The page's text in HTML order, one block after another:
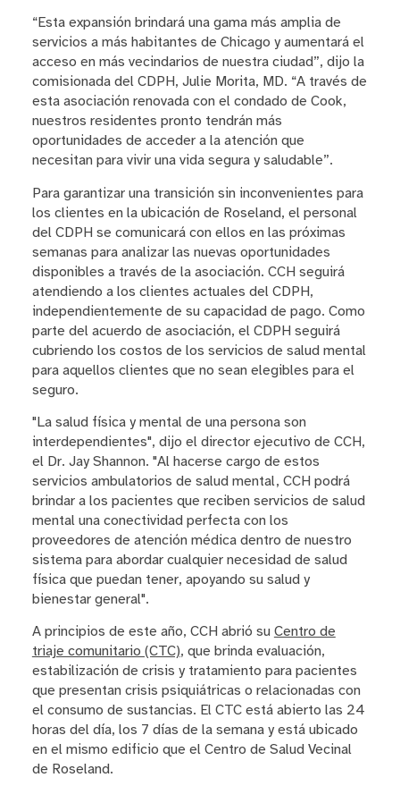
“Esta expansión brindará una gama más amplia de
servicios a más habitantes de Chicago y aumentará el
acceso en más vecindarios de nuestra ciudad”, dijo la
comisionada del CDPH, Julie Morita, MD. “A través de
esta asociación renovada con el condado de Cook,
nuestros residentes pronto tendrán más
oportunidades de acceder a la atención que
necesitan para vivir una vida segura y saludable”.
Para garantizar una transición sin inconvenientes para
los clientes en la ubicación de Roseland, el personal
del CDPH se comunicará con ellos en las próximas
semanas para analizar las nuevas oportunidades
disponibles a través de la asociación. CCH seguirá
atendiendo a los clientes actuales del CDPH,
independientemente de su capacidad de pago. Como
parte del acuerdo de asociación, el CDPH seguirá
cubriendo los costos de los servicios de salud mental
para aquellos clientes que no sean elegibles para el
seguro.
"La salud física y mental de una persona son
interdependientes", dijo el director ejecutivo de CCH,
el Dr. Jay Shannon. "Al hacerse cargo de estos
servicios ambulatorios de salud mental, CCH podrá
brindar a los pacientes que reciben servicios de salud
mental una conectividad perfecta con los
proveedores de atención médica dentro de nuestro
sistema para abordar cualquier necesidad de salud
física que puedan tener, apoyando su salud y
bienestar general".
A principios de este año, CCH abrió su Centro de
triaje comunitario (CTC), que brinda evaluación,
estabilización de crisis y tratamiento para pacientes
que presentan crisis psiquiátricas o relacionadas con
el consumo de sustancias. El CTC está abierto las 24
horas del día, los 7 días de la semana y está ubicado
en el mismo edificio que el Centro de Salud Vecinal
de Roseland.